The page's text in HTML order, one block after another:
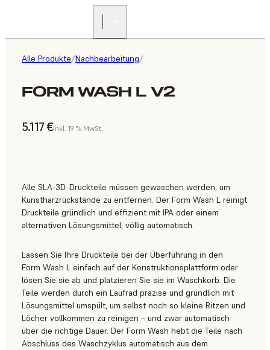
Alle Produkte/Nachbearbeitung/
FORM WASH L V2
5.117 €inkl. 19 % MwSt.
Alle SLA-3D-Druckteile müssen gewaschen werden, um
Kunstharzrückstände zu entfernen. Der Form Wash L reinigt
Druckteile gründlich und effizient mit IPA oder einem
alternativen Lösungsmittel, völlig automatisch.
Lassen Sie Ihre Druckteile bei der Überführung in den
Form Wash L einfach auf der Konstruktionsplattform oder
lösen Sie sie ab und platzieren Sie sie im Waschkorb. Die
Teile werden durch ein Laufrad präzise und gründlich mit
Lösungsmittel umspült, um selbst noch so kleine Ritzen und
Löcher vollkommen zu reinigen – und zwar automatisch
über die richtige Dauer. Der Form Wash hebt die Teile nach
Abschluss des Waschzyklus automatisch aus dem